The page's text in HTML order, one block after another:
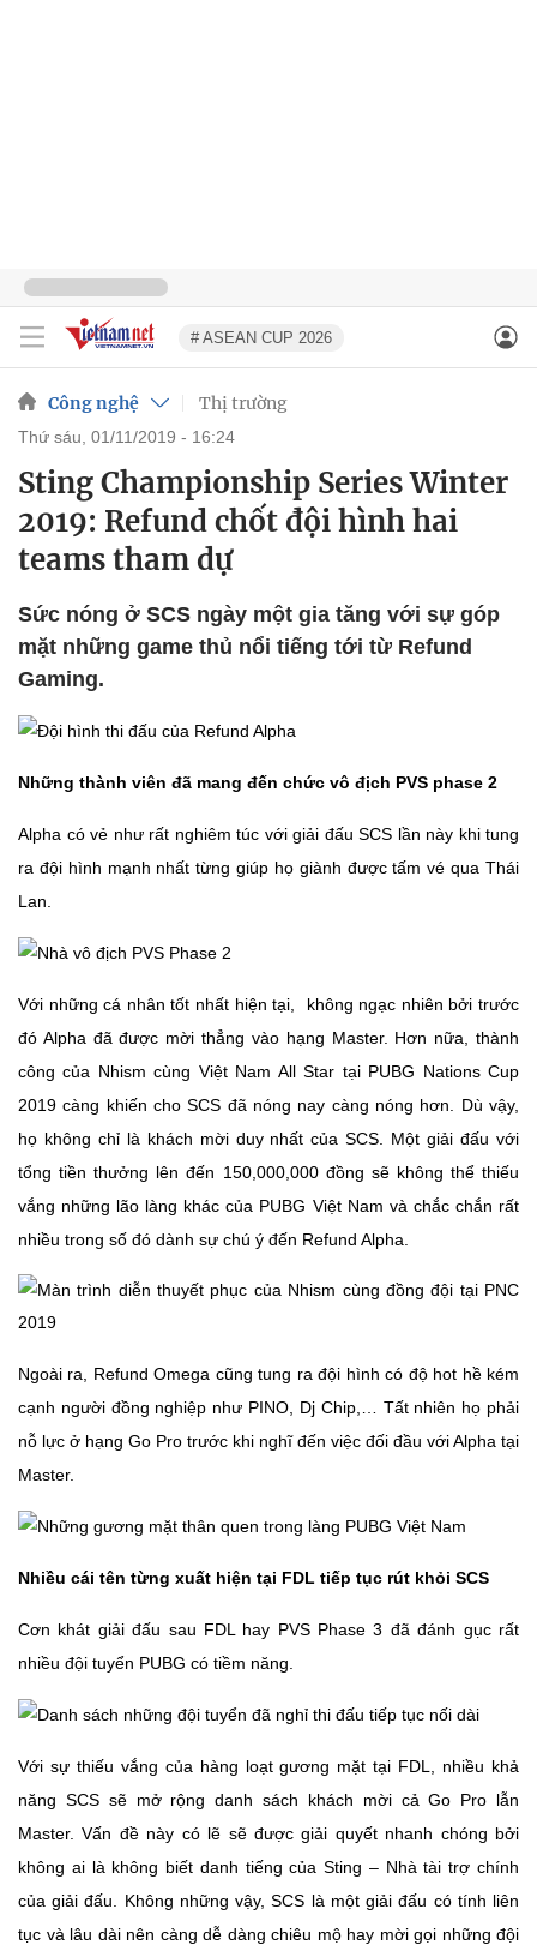
# ASEAN CUP 2026
Công nghệ Thị trường
thứ sáu, 01/11/2019 - 16:24
Sting Championship Series Winter
2019: Refund chốt đội hình hai
teams tham dự
Sức nóng ở SCS ngày một gia tăng với sự góp
mặt những game thủ nổi tiếng tới từ Refund
Gaming.
Những thành viên đã mang đến chức vô địch PVS phase 2
Alpha có vẻ như rất nghiêm túc với giải đấu SCS lần này khi tung
ra đội hình mạnh nhất từng giúp họ giành được tấm vé qua Thái
Lan.
Với những cá nhân tốt nhất hiện tại, không ngạc nhiên bởi trước
đó Alpha đã được mời thẳng vào hạng Master. Hơn nữa, thành
công của Nhism cùng Việt Nam All Star tại PUBG Nations Cup
2019 càng khiến cho SCS đã nóng nay càng nóng hơn. Dù vậy,
họ không chỉ là khách mời duy nhất của SCS. Một giải đấu với
tổng tiền thưởng lên đến 150,000,000 đồng sẽ không thể thiếu
vắng những lão làng khác của PUBG Việt Nam và chắc chắn rất
nhiều trong số đó dành sự chú ý đến Refund Alpha.
Ngoài ra, Refund Omega cũng tung ra đội hình có độ hot hề kém
cạnh người đồng nghiệp như PINO, Dj Chip,… Tất nhiên họ phải
nỗ lực ở hạng Go Pro trước khi nghĩ đến việc đối đầu với Alpha tại
Master.
Nhiều cái tên từng xuất hiện tại FDL tiếp tục rút khỏi SCS
Cơn khát giải đấu sau FDL hay PVS Phase 3 đã đánh gục rất
nhiều đội tuyển PUBG có tiềm năng.
Với sự thiếu vắng của hàng loạt gương mặt tại FDL, nhiều khả
năng SCS sẽ mở rộng danh sách khách mời cả Go Pro lẫn
Master. Vấn đề này có lẽ sẽ được giải quyết nhanh chóng bởi
không ai là không biết danh tiếng của Sting – Nhà tài trợ chính
của giải đấu. Không những vậy, SCS là một giải đấu có tính liên
tục và lâu dài nên càng dễ dàng chiêu mộ hay mời gọi những đội